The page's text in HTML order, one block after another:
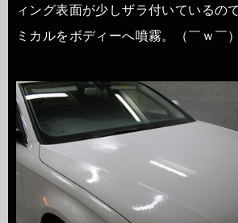
ィング表面が少しザラ付いているの
ミカルをボディーへ噴霧。（￣ｗ￣